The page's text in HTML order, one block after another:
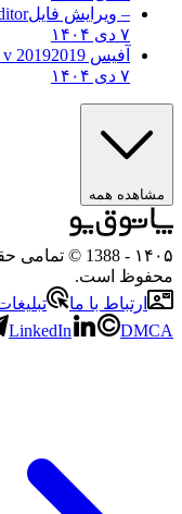
– ویرایش فایلEditor+
آفیس 20192019 Microsoft Office 2019 Pro Plus v
همه
- 1388 © تمامی
است.
با ما
تبلیغات
LinkedIn